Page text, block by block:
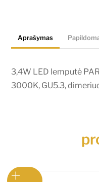
36°,
GU5.3,
dimeriuojama
Aprašymas
3,4W LED lemputė
3000K, GU5.3,